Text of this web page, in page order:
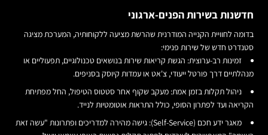
חדשנות בשירות הפנים-ארגוני
בדומה לחוויית הקנייה המודרנית שהרשת מציעה ללקוחותיה, המערכת מציגה
סטנדרט חדש של שירות פנימי:
זמינות רב-ערוצית: הגשת קריאות שירות בנושאים טכנולוגיים, תפעוליים או
מנהלתיים דרך פורטל ייעודי, צ'אט או עמדות קיוסק בסניפים.
ניהול תקלות בזמן אמת: מעקב שקוף אחר סטטוס הטיפול, החל מפתיחת
הקריאה ועד לפתרון הסופי, כולל התראות אוטומטיות לנייד.
מאגר ידע חכם (Self-Service):
גישה מהירה למדריכים ופתרונות "עשה זאת